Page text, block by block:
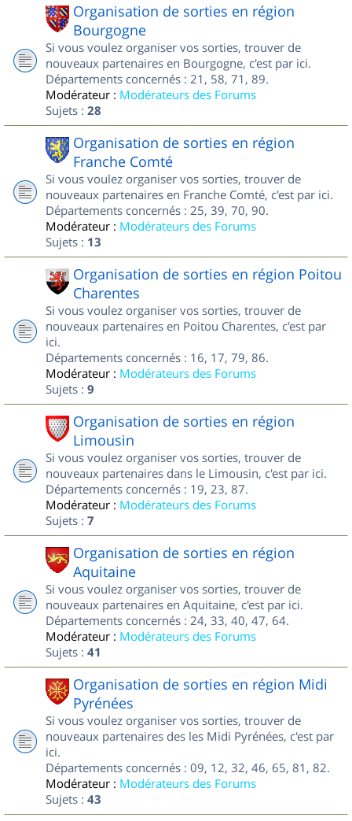
Organisation de sorties en région
Bourgogne
Si vous voulez organiser vos sorties, trouver de
nouveaux partenaires en Bourgogne, c'est par ici.
Départements concernés : 21, 58, 71, 89.
Modérateur : Modérateurs des Forums
Sujets : 28
Organisation de sorties en région
Franche Comté
Si vous voulez organiser vos sorties, trouver de
nouveaux partenaires en Franche Comté, c'est par ici.
Départements concernés : 25, 39, 70, 90.
Modérateur : Modérateurs des Forums
Sujets : 13
Organisation de sorties en région Poitou
Charentes
Si vous voulez organiser vos sorties, trouver de
nouveaux partenaires en Poitou Charentes, c'est par
ici.
Départements concernés : 16, 17, 79, 86.
Modérateur : Modérateurs des Forums
Sujets : 9
Organisation de sorties en région
Limousin
Si vous voulez organiser vos sorties, trouver de
nouveaux partenaires dans le Limousin, c'est par ici.
Départements concernés : 19, 23, 87.
Modérateur : Modérateurs des Forums
Sujets : 7
Organisation de sorties en région
Aquitaine
Si vous voulez organiser vos sorties, trouver de
nouveaux partenaires en Aquitaine, c'est par ici.
Départements concernés : 24, 33, 40, 47, 64.
Modérateur : Modérateurs des Forums
Sujets : 41
Organisation de sorties en région Midi
Pyrénées
Si vous voulez organiser vos sorties, trouver de
nouveaux partenaires des les Midi Pyrénées, c'est par
ici.
Départements concernés : 09, 12, 32, 46, 65, 81, 82.
Modérateur : Modérateurs des Forums
Sujets : 43